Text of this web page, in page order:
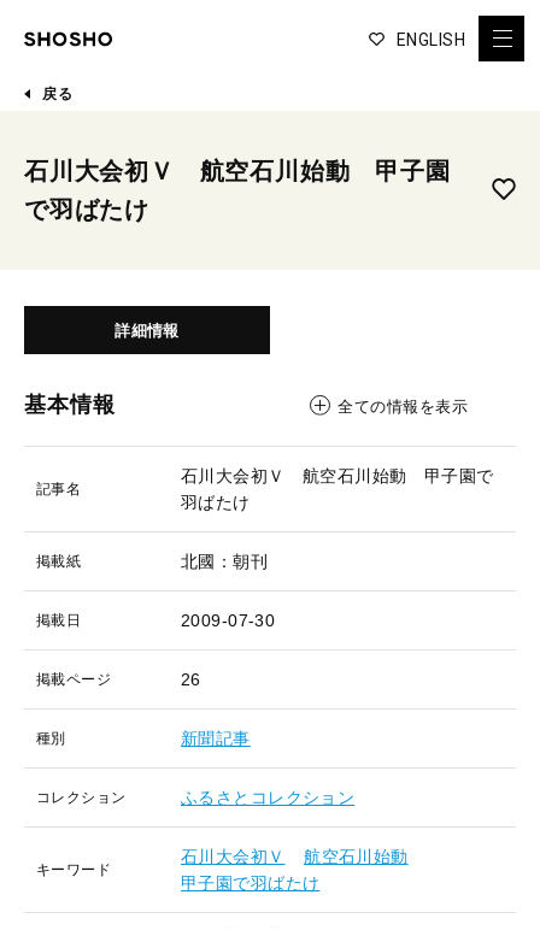
ENGLISH
戻る
石川大会初Ｖ 航空石川始動 甲子園
で羽ばたけ
詳細情報
基本情報 全ての情報を表示
記事名
石川大会初Ｖ 航空石川始動 甲子園で
羽ばたけ
掲載紙 北國：朝刊
掲載日 2009-07-30
掲載ページ 26
種別 新聞記事
コレクション ふるさとコレクション
キーワード
石川大会初Ｖ
航空石川始動
甲子園で羽ばたけ